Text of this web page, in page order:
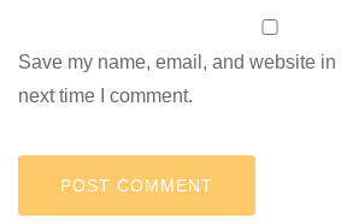
Save my name, email, and website
next time I comment.